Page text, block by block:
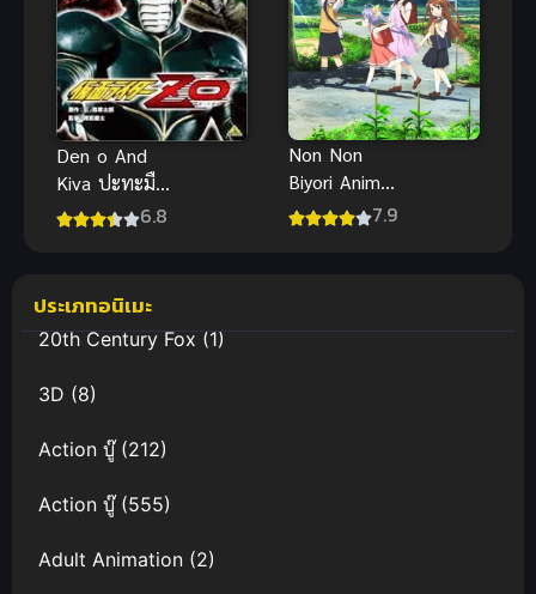
Den o And
Kiva ปะทะมือ
ปราบวิญญาณ
สนุกครบรส
6.8
Non Non
Biyori Anime
สาวใสหัวใจ7.9
ประเภทอนิเมะ
20th Century Fox(1)
3D (8)
Action บู๊(212)
Action บู๊(555)
Adult Animation (2)